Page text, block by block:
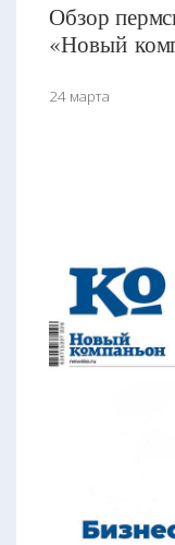
Обзор
«Новый
24 марта